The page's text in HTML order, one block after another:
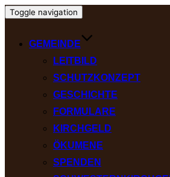
Toggle navigation
GEMEINDE
LEITBILD
SCHUTZKONZEPT
GESCHICHTE
FORMULARE
KIRCHGELD
ÖKUMENE
SPENDEN